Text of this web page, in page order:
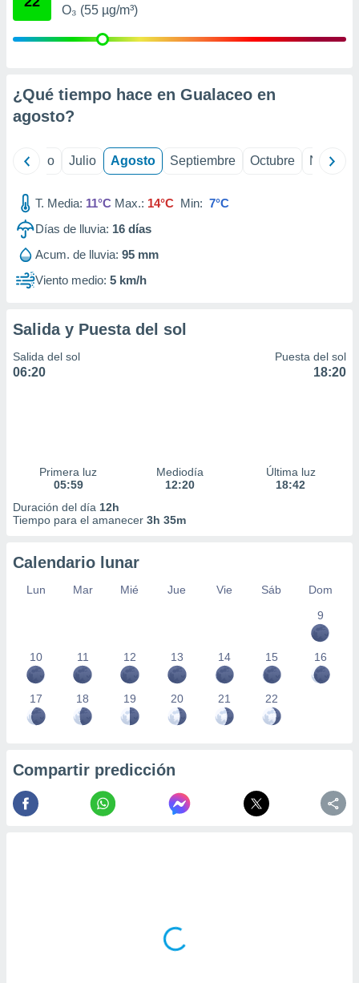
mediante
publicidad
publicidad
1199
O₃ (55 µg/m³)
¿Qué tiempo hace en Gualaceo en
agosto?
Junio Julio Agosto Septiembre Octubre
T. Media: 11°C Max.: 14°C Min: 7°C
Días de lluvia: 16 días
Acum. de lluvia: 95 mm
Viento medio: 5 km/h
Salida y Puesta del sol
Salida del sol
06:20
Puesta del sol
18:20
Primera luz
05:59
Mediodía
12:20
Última luz
18:42
Duración del día 12h
Tiempo para el amanecer 3h 35m
Calendario lunar
Lun Mar Mié Jue Vie Sáb
Dom
9
10 11 12 13 14 15 16
17 18 19 20 21 22
Compartir predicción